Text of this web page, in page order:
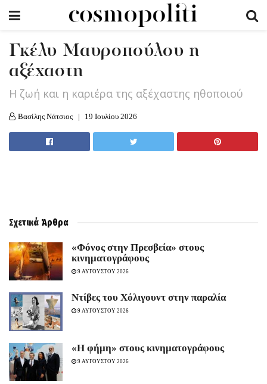
Γκέλυ Μαυροπούλου η
αξέχαστη
Η ζωή και η καριέρα της αξέχαστης ηθοποιού
Βασίλης Νάτσιος 19 Ιουλίου 2026
Σχετικά Άρθρα
«Φόνος στην Πρεσβεία» στους
κινηματογράφους
9 ΑΥΓΟΥΣΤΟΥ 2026
Ντίβες του Χόλιγουντ στην παραλία
9 ΑΥΓΟΥΣΤΟΥ 2026
«H φήμη» στους κινηματογράφους
9 ΑΥΓΟΥΣΤΟΥ 2026